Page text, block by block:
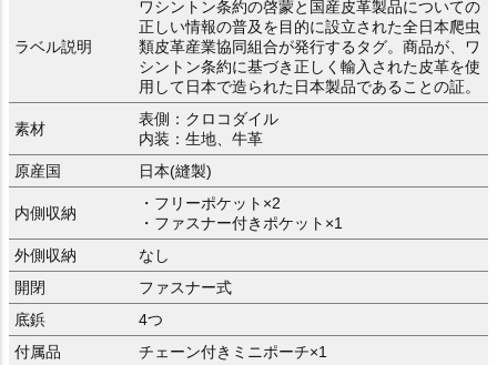
ラベル説明
ワシントン条約の啓蒙と国産皮革製品についての
正しい情報の普及を目的に設立された全日本爬虫
類皮革産業協同組合が発行するタグ。商品が、ワ
シントン条約に基づき正しく輸入された皮革を使
用して日本で造られた日本製品であることの証。
素材
表側：クロコダイル
内装：生地、牛革
原産国
日本(縫製)
内側収納
・フリーポケット×2
・ファスナー付きポケット×1
外側収納
なし
開閉
ファスナー式
底鋲
4つ
付属品
チェーン付きミニポーチ×1